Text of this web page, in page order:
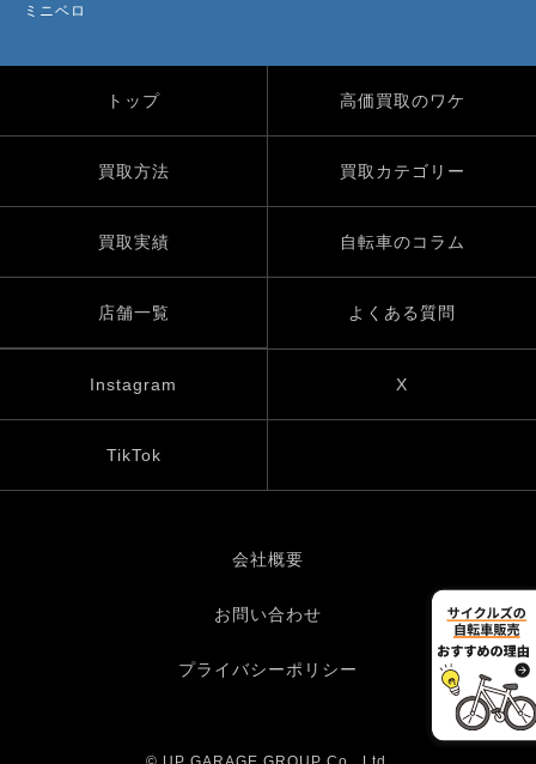
ミニベロ
トップ 高価買取のワケ
買取方法 買取カテゴリー
買取実績 自転車のコラム
店舗一覧 よくある質問
Instagram X
TikTok
会社概要
お問い合わせ
プライバシーポリシー